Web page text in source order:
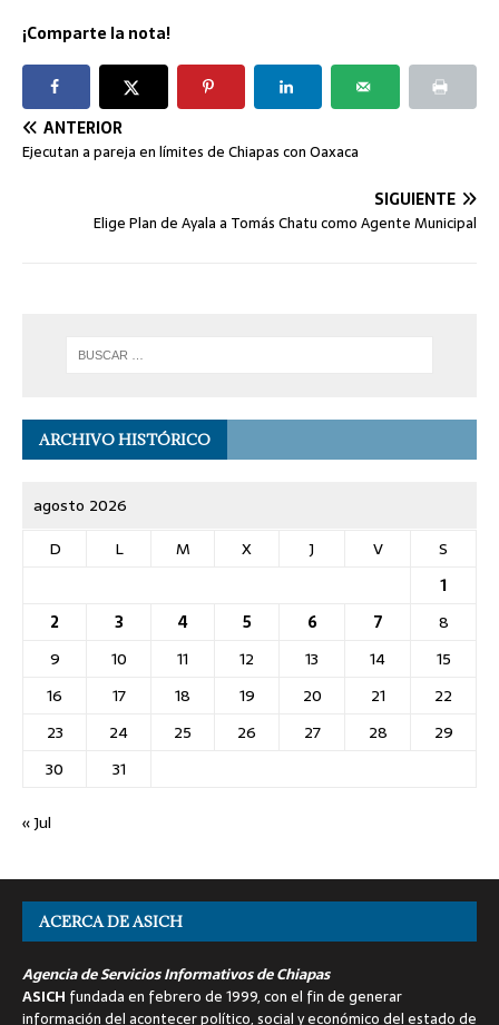
¡Comparte la nota!
ANTERIOR
Ejecutan a pareja en límites de Chiapas con Oaxaca
SIGUIENTE
Elige Plan de Ayala a Tomás Chatu como Agente Municipal
ARCHIVO HISTÓRICO
agosto 2026
D
L M X J V
S
1
2
3 4 5 6 7
8
9
10 11 12 13 14
15
16
17 18 19 20 21
22
23
24 25 26 27 28
29
30
31
« Jul
ACERCA DE ASICH
Agencia de Servicios Informativos de Chiapas
ASICH fundada en febrero de 1999, con el fin de generar
información del acontecer político, social y económico del estado de